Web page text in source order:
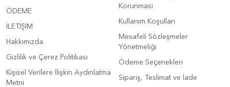
ÖDEME
İLETİŞİM
Hakkımızda
Gizlilik ve Çerez Politikası
Kişisel Verilere İlişkin Aydınlatma
Metni
Korunması
Kullanım Koşulları
Mesafeli Sözleşmeler
Yönetmeliği
Ödeme Seçenekleri
Sipariş, Teslimat ve İade